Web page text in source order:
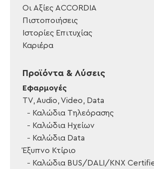
Οι Αξίες ACCORDIA
Πιστοποιήσεις
Ιστορίες Επιτυχίας
Καριέρα
Προϊόντα & Λύσεις
Εφαρμογές
TV, Audio, Video, Data
Καλώδια Τηλεόρασης
Καλώδια Ηχείων
Καλώδια Data
Έξυπνο Κτίριο
Καλώδια BUS/DALI/KNX